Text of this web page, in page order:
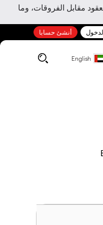
مقابل الفروقات، وما
أنشئ حسابا
English